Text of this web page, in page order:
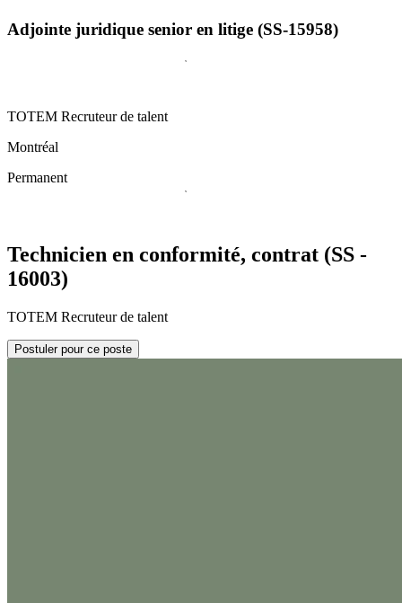
Adjointe juridique senior en litige (SS-15958)
TOTEM Recruteur de talent
Montréal
Permanent
Technicien en conformité, contrat (SS -
16003)
TOTEM Recruteur de talent
Postuler pour ce poste